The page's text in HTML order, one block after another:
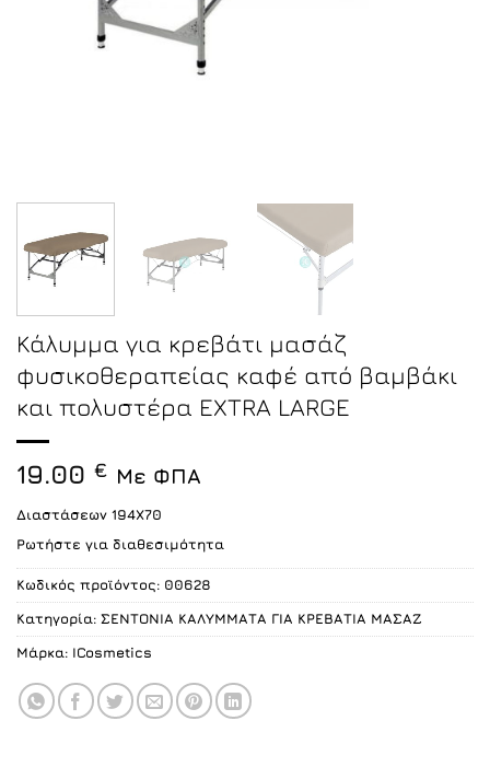
Κάλυμμα για κρεβάτι μασάζ
φυσικοθεραπείας καφέ από βαμβάκι
και πολυστέρα EXTRA LARGE
19.00 € Με ΦΠΑ
Διαστάσεων 194Χ70
Ρωτήστε για διαθεσιμότητα
Κωδικός προϊόντος: 00628
Κατηγορία: ΣΕΝΤΟΝΙΑ ΚΑΛΥΜΜΑΤΑ ΓΙΑ ΚΡΕΒΑΤΙΑ ΜΑΣΑΖ
Μάρκα: ICosmetics